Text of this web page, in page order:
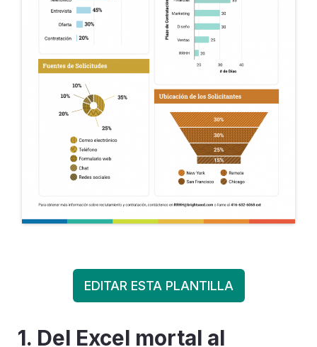
EDITAR ESTA PLANTILLA
1. Del Excel mortal al